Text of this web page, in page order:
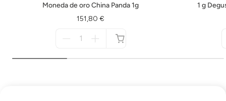
Moneda de oro China Panda 1g
151,80 €
disponible
1 g